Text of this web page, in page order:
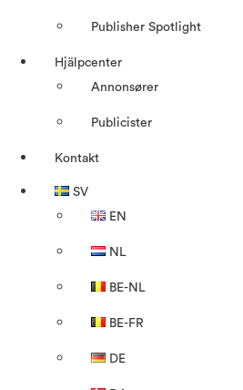
Publisher Spotlight
Hjälpcenter
Annonsører
Publicister
Kontakt
SV
EN
NL
BE-NL
BE-FR
DE